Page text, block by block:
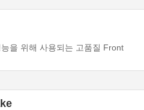
을 위해 사용되는 고품질 Front